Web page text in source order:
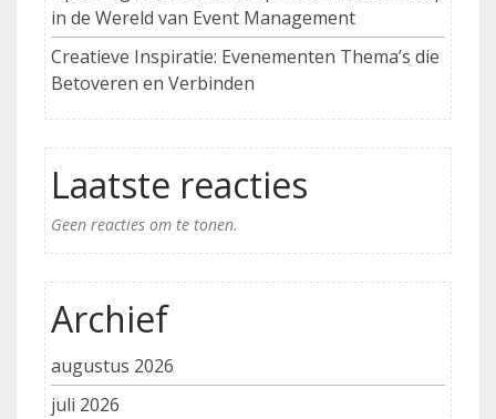
in de Wereld van Event Management
Creatieve Inspiratie: Evenementen Thema’s die
Betoveren en Verbinden
Laatste reacties
Geen reacties om te tonen.
Archief
augustus 2026
juli 2026